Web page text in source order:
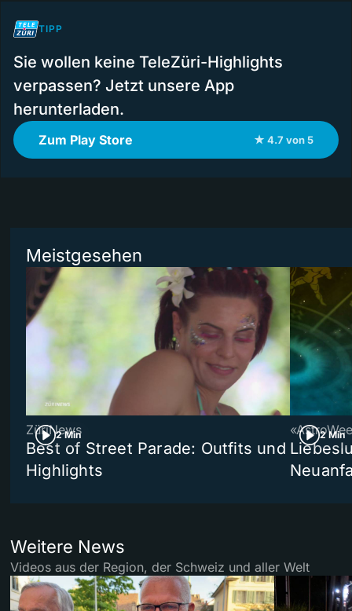
TIPP
Sie wollen keine TeleZüri-Highlights
verpassen? Jetzt unsere App
herunterladen.
Zum Play Store ★ 4.7 von 5
Meistgesehen
2 Min
ZüriNews
Best of Street Parade: Outfits und
Highlights
2 Min
Weitere News
Videos aus der Region, der Schweiz und aller Welt